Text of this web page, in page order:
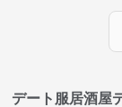
デート服居酒屋